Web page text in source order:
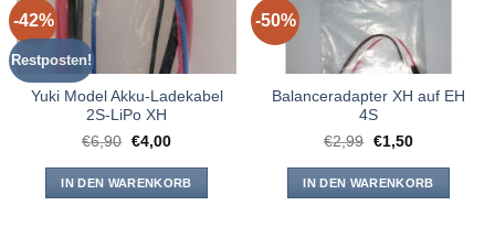
-42%
Restposten!
Yuki Model Akku-Ladekabel
2S-LiPo XH
€6,90 Ursprünglicher
Preis
war:
€6,90
€4,00Aktueller
ist:
€4,00.
IN DEN WARENKORB
-50%
Balanceradapter XH auf EH
4S
€2,99 Ursprünglicher
Preis
war:
€2,99
€1,50Aktueller
ist:
€1,50.
IN DEN WARENKORB